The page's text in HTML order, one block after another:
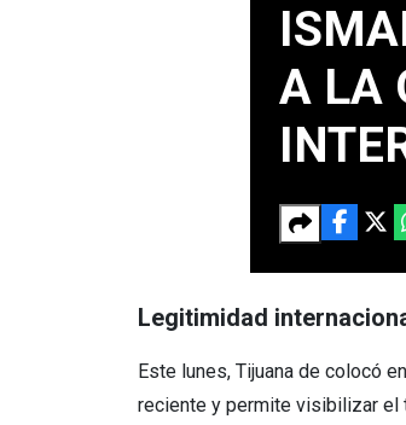
A LA
Legitimidad
Este lunes, Tijuana de colocó
reciente y permite visibilizar el